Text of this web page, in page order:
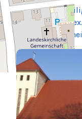
https://
zwickau.de/
familie/kirche-